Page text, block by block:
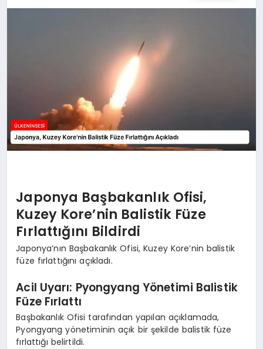
MALATYA HABERLERI
Japonya Başbakanlık Ofisi,
Kuzey Kore’nin Balistik Füze
Fırlattığını Bildirdi
Japonya’nın Başbakanlık Ofisi, Kuzey Kore’nin balistik
füze fırlattığını açıkladı.
Acil Uyarı: Pyongyang Yönetimi Balistik
Füze Fırlattı
Başbakanlık Ofisi tarafından yapılan açıklamada,
Pyongyang yönetiminin açık bir şekilde balistik füze
fırlattığı belirtildi.